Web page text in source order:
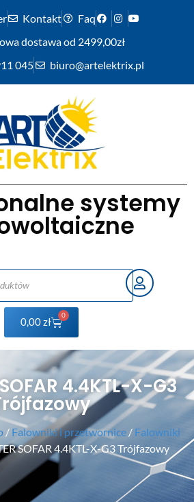
Kontakt
Faq
dostawa od 2499,00zł
045
biuro@artelektrix.pl
systemy
0,00zł
0
4.4KTL-X-G3
/ Falowniki i przetwornice / Falowniki
SOFAR 4.4KTL-X-G3 Trójfazowy